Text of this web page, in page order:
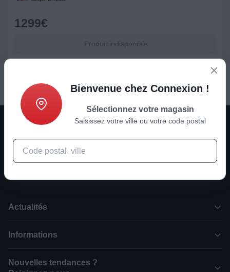
1299€
Produit indisponible
Actualités
Informations
Nouvelles tendances ?
Bienvenue chez Connexion !
Sélectionnez votre magasin
Saisissez votre ville ou votre code postal